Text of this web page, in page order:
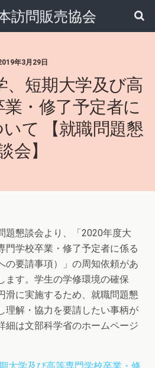
訪問販売協会
年3月29日
、短期大学及び高
・修了予定者に
て 【就職問題懇
会】
題懇談会より、「2020年度大
門学校卒業・修了予定者に係る
の要請事項）」の周知依頼があ
ます。学生の学修環境の確保
滑に実施するため、就職問題懇
理解・協力を要請したい事柄が
細は文部科学省のホームページ